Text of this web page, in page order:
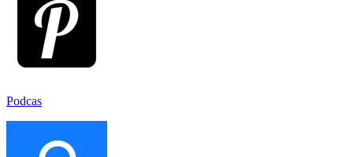
Podcas